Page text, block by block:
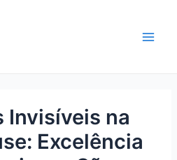
Invisíveis na
Excelência